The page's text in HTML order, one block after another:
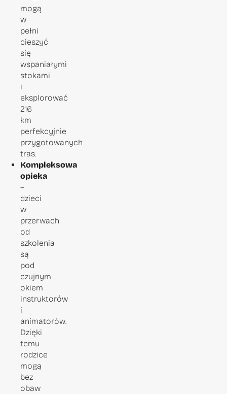
mogą
w
pełni
cieszyć
się
wspaniałymi
stokami
i
eksplorować
216
km
perfekcyjnie
przygotowanych
tras.
Kompleksowa
opieka
–
dzieci
w
przerwach
od
szkolenia
są
pod
czujnym
okiem
instruktorów
i
animatorów.
Dzięki
temu
rodzice
mogą
bez
obaw